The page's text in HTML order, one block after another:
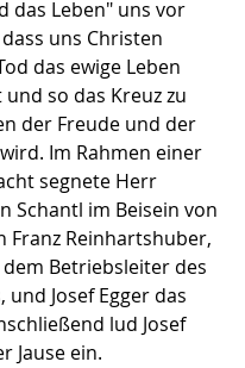
das Leben" uns vor
uns Christen
das ewige Leben
so das Kreuz zu
der Freude und der
Im Rahmen einer
segnete Herr
Schantl im Beisein von
Franz Reinhartshuber,
Betriebsleiter des
und Josef Egger das
lud Josef
Jause ein.